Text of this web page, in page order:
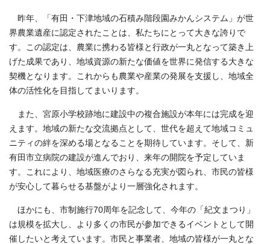
昨年、「有田・下津地域の石積み階段園みかんシステム」が世
界農業遺産に認定されたことは、私たちにとって大きな誇りで
す。この認定は、農業に携わる皆様と行政が一丸となって築き上
げた成果であり、地域資源の新たな価値を世界に発信する大きな
契機となります。これからも農業や産業の発展を支援し、地域全
体の活性化を目指してまいります。
また、宮原小学校跡地に建設中の複合施設が本年には完成を迎
えます。地域の新たな交流拠点として、世代を超えて地域コミュ
ニティの絆を深める場となることを期待しています。そして、新
有田市立病院の建設が進んでおり、来年の開院を予定していま
す。これにより、地域医療のさらなる充実が図られ、市民の皆様
が安心して暮らせる基盤がより一層強化されます。
ほかにも、市制施行70周年を記念して、今年の「紀文まつり」
は規模を拡大し、より多くの市民が参加できるイベントとして開
催したいと考えています。市民と事業者、地域の皆様が一丸とな